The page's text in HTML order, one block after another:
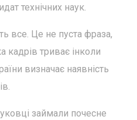
технічних наук.
все. Це не пуста фраза,
кадрів триває інколи
визначає наявність
займали почесне